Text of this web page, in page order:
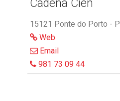
Cadena Cien
15121 Ponte do Porto -
Web
Email
981 73 09 44